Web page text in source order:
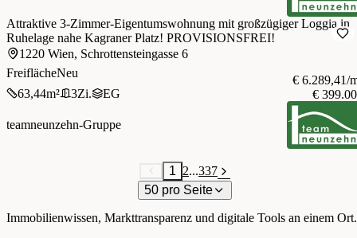
Attraktive 3-Zimmer-Eigentumswohnung mit großzügiger Loggia in
Ruhelage nahe Kagraner Platz! PROVISIONSFREI!
1220 Wien, Schrottensteingasse 6
FreiflächeNeu
63,44m² 3Zi. EG
€ 6.289,41/
€
teamneunzehn-Gruppe
1 2...337
50 pro Seite
Immobilienwissen, Markttransparenz und digitale Tools an einem Ort.